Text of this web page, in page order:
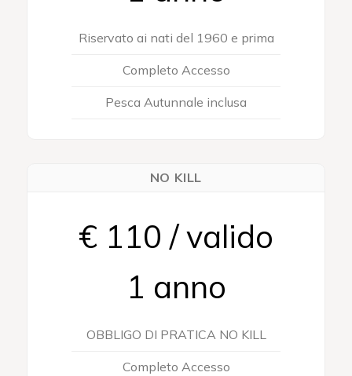
Riservato ai nati del 1960 e prima
Completo Accesso
Pesca Autunnale inclusa
NO KILL
€ 110 / valido
1 anno
OBBLIGO DI PRATICA NO KILL
Completo Accesso